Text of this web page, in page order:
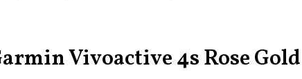
Vivoactive 4s Rose Gold